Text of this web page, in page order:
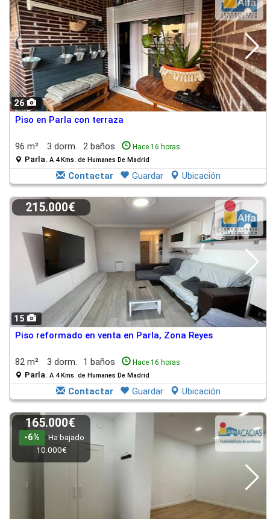
26
Piso en Parla con terraza
96 m² 3 dorm. 2 baños Hace 16 horas
Parla. A 4 Kms. de Humanes De Madrid
Contactar Guardar Ubicación
15
215.000€
Piso reformado en venta en Parla, Zona Reyes
82 m² 3 dorm. 1 baños Hace 16 horas
Parla. A 4 Kms. de Humanes De Madrid
Contactar Guardar Ubicación
165.000€
-6%
Ha bajado
10.000€